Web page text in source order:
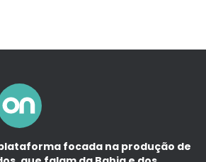
focada na produção de